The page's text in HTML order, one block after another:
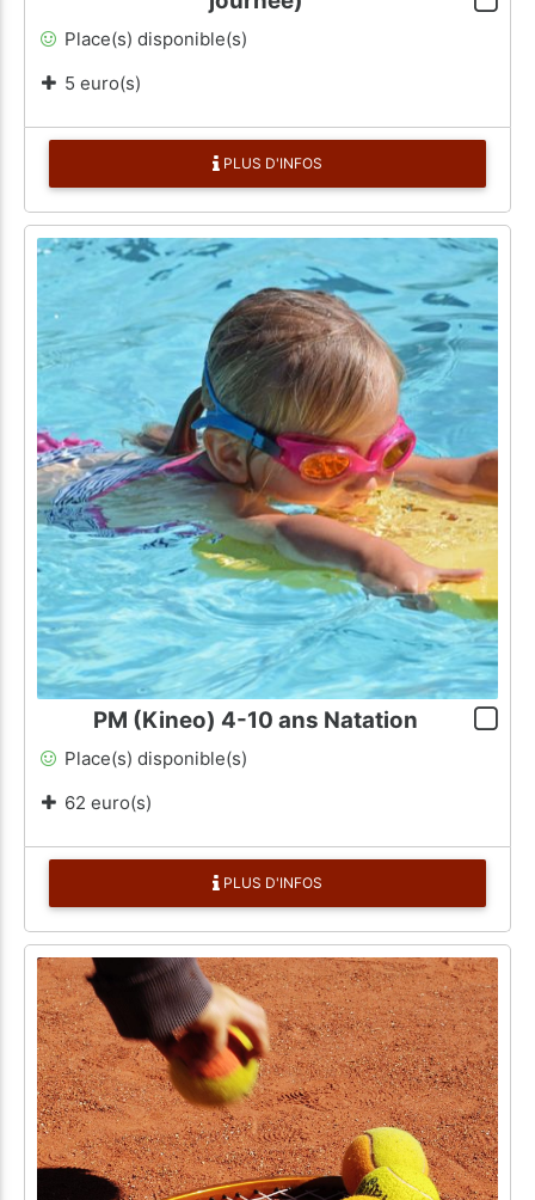
Place(s) disponible(s)
5 euro(s)
PLUS D'INFOS
PM (Kineo) 4-10 ans Natation
Place(s) disponible(s)
62 euro(s)
PLUS D'INFOS